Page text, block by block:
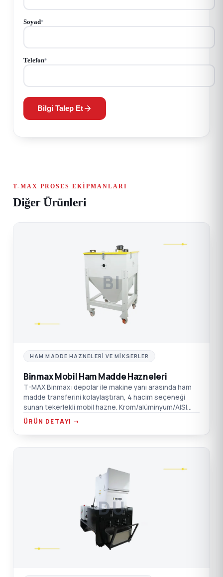
Soyad*
Telefon*
Bilgi Talep Et
T-MAX PROSES EKIPMANLARI
Diğer Ürünleri
BI
HAM MADDE HAZNELERI VE MIKSERLER
Binmax Mobil Ham Madde Hazneleri
T-MAX Binmax: depolar ile makine yanı arasında ham
madde transferini kolaylaştıran, 4 hacim seçeneği
sunan tekerlekli mobil hazne. Krom/alüminyum/AISI
304 SST seçenekleri.
ÜRÜN DETAYI →
DÜ